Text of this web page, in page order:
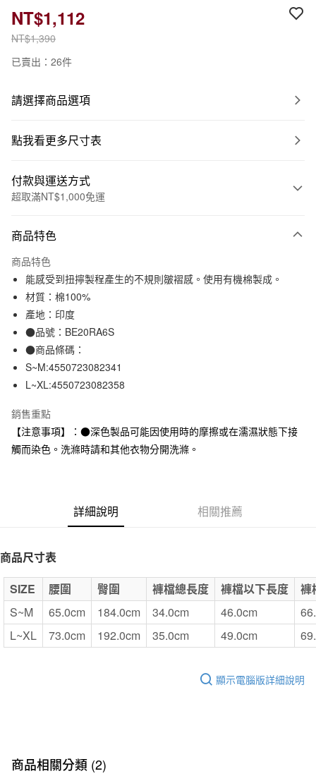
NT$1,390
NT$1,112
已賣出：26件
請選擇商品選項
點我看更多尺寸表
付款與運送方式
超取滿NT$1,000免運
信用卡一次付款
信用卡分期付款
3 期 0 利率 每期
合作金庫商業銀行
華南商業銀行
上海商業儲蓄銀行
臺灣中小企業銀行
匯豐（台灣）商業銀行
元大商業銀行
玉山商業銀行
星展（台灣）商業銀行
台新國際商業銀行
中國信託商業銀行
超商取貨付款
LINE Pay
Apple Pay
悠遊付
運送方式
付款後全家取貨
每筆NT$65，滿NT$1,000(含以上)免運費
付款後7-11取貨
每筆NT$65，滿NT$1,000(含以上)免運費
商品特色
商品特色
能感受到扭擰製程產生的不規則皺褶感。使用有機棉製成。
材質：棉100%
產地：印度
●品號：BE20RA6S
●商品條碼：
S~M:4550723082341
L~XL:4550723082358
銷售重點
【注意事項】：●深色製品可能因使用時的摩擦或在濡濕狀態下接
觸而染色。洗滌時請和其他衣物分開洗滌。
詳細說明 相關推薦
商品尺寸表
SIZE
腰圍 臀圍 褲檔總長度 褲檔以下長度
褲
S~M
65.0cm 184.0cm 34.0cm 46.0cm
L~XL
73.0cm 192.0cm 35.0cm 49.0cm
顯示電腦版詳細說明
商品相關分類 (2)